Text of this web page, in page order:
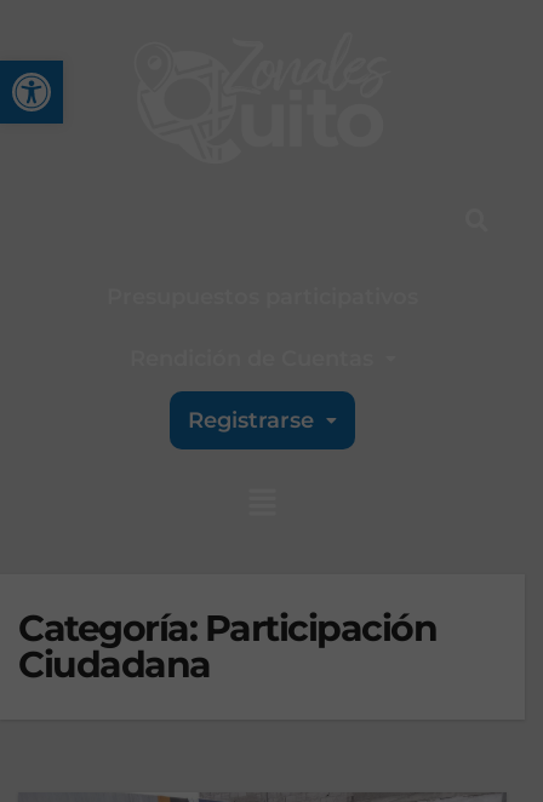
Abrir barra de
Registrarse
Categoría: Participación
Ciudadana